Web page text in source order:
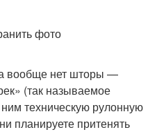
фото
вообще нет шторы —
(так называемое
техническую рулонную
планируете притенять